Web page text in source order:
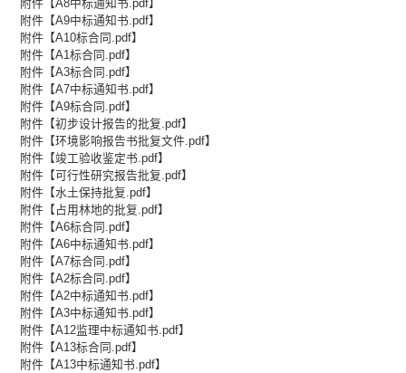
附件【A8中标通知书.pdf】
附件【A9中标通知书.pdf】
附件【A10标合同.pdf】
附件【A1标合同.pdf】
附件【A3标合同.pdf】
附件【A7中标通知书.pdf】
附件【A9标合同.pdf】
附件【初步设计报告的批复.pdf】
附件【环境影响报告书批复文件.pdf】
附件【竣工验收鉴定书.pdf】
附件【可行性研究报告批复.pdf】
附件【水土保持批复.pdf】
附件【 占用林地的批复.pdf】
附件【A6标合同.pdf】
附件【A6中标通知书.pdf】
附件【A7标合同.pdf】
附件【A2标合同.pdf】
附件【A2中标通知书.pdf】
附件【A3中标通知书.pdf】
附件【A12监理中标通知书.pdf】
附件【A13标合同.pdf】
附件【A13中标通知书.pdf】